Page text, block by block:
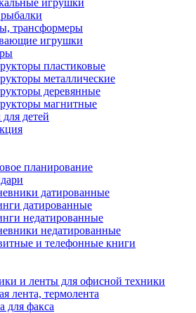
игрушки
трансформеры
игрушки
пластиковые
металлические
деревянные
магнитные
детей
планирование
датированные
датированные
недатированные
недатированные
и телефонные книги
и ленты для офисной техники
лента, термолента
для факса